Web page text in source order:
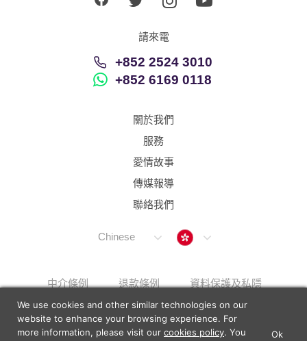
請來電
+852 2524 3010
+852 6169 0118
關於我們
服務
愛情故事
傳媒報導
聯絡我們
Chinese Hong Kong
中介條例 退款條例 資料保護及私隱
解決上訴步驟 Sitemap
We use cookies and other similar technologies on our
website to enhance your browsing experience. For
more information, please visit our cookies policy. You
Ok